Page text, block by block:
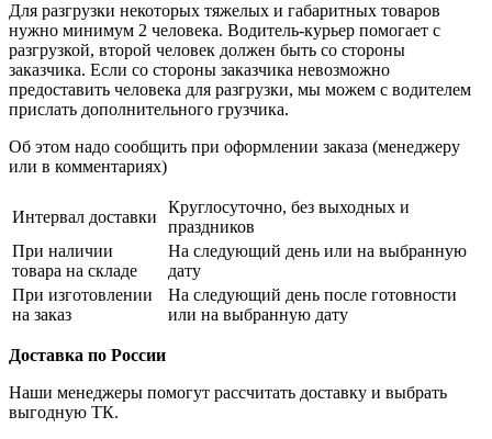
Для разгрузки некоторых тяжелых и габаритных товаров
нужно минимум 2 человека. Водитель-курьер помогает с
разгрузкой, второй человек должен быть со стороны
заказчика. Если со стороны заказчика невозможно
предоставить человека для разгрузки, мы можем с водителем
прислать дополнительного грузчика.
Об этом надо сообщить при оформлении заказа (менеджеру
или в комментариях)
Интервал доставки
Круглосуточно, без выходных и
праздников
При наличии
товара на складе
На следующий день или на выбранную
дату
При изготовлении
на заказ
На следующий день после готовности
или на выбранную дату
Доставка по России
Наши менеджеры помогут рассчитать доставку и выбрать
выгодную ТК.